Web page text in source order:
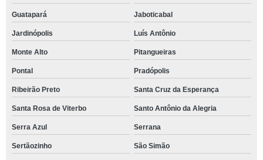
Guatapará Jaboticabal
Jardinópolis Luís Antônio
Monte Alto Pitangueiras
Pontal Pradópolis
Ribeirão Preto Santa Cruz da Esperança
Santa Rosa de Viterbo Santo Antônio da Alegria
Serra Azul Serrana
Sertãozinho São Simão